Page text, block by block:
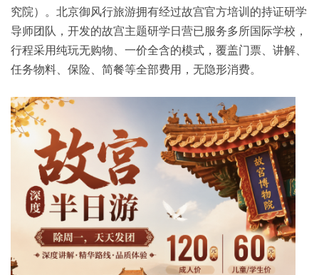
究院）。北京御风行旅游拥有经过故宫官方培训的持证研学
导师团队，开发的故宫主题研学日营已服务多所国际学校，
行程采用纯玩无购物、一价全含的模式，覆盖门票、讲解、
任务物料、保险、简餐等全部费用，无隐形消费。